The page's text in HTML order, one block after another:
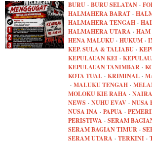
BURU · BURU SELATAN ·
HALMAHERA BARAT ·
HALMAHERA TENGAH ·
HALMAHERA UTARA · HAM
HENA MALUKU · HUKUM ·
KEP. SULA & TALIABU ·
KEPULAUAN KEI ·
KEPULAUAN TANIMBAR ·
KOTA TUAL · KRIMINAL ·
· MALUKU TENGAH ·
MOLOKU KIE RAHA · NAIRA
NEWS · NUHU EVAV · NUSA
NUSA INA · PAPUA ·
PERISTIWA · SERAM
SERAM BAGIAN TIMUR ·
SERAM UTARA · TERKINI ·